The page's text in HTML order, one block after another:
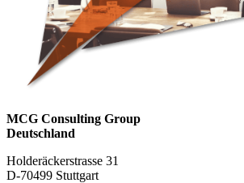
MCG Consulting Group
Deutschland
Holderäckerstrasse 31
D-70499 Stuttgart